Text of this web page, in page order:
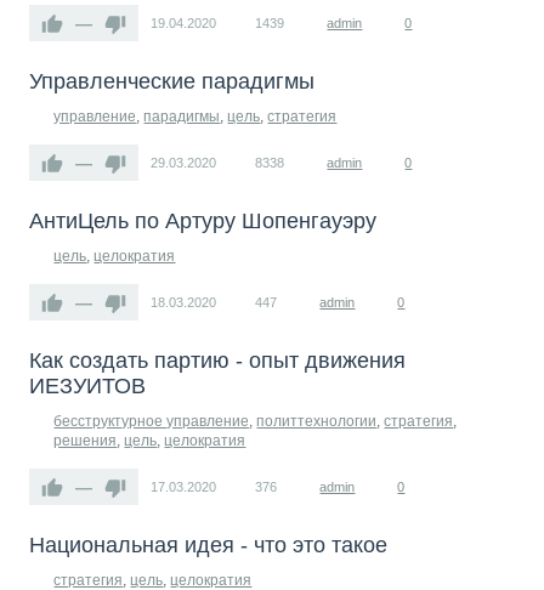
— 19.04.2020 1439 admin 0
Управленческие парадигмы
управление, парадигмы, цель,стратегия
— 29.03.2020 8338 admin 0
АнтиЦель по Артуру Шопенгауэру
цель, целократия
— 18.03.2020 447 admin 0
Как создать партию - опыт движения
ИЕЗУИТОВ
бесструктурное управление, политтехнологии,стратегия,
решения, цель, целократия
— 17.03.2020 376 admin 0
Национальная идея - что это такое
стратегия, цель, целократия